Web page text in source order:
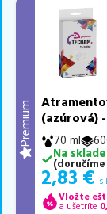
Premium
(azúrová)
70 ml
Na sklade
(doručíme
2,83 € s
Vložte
a ušetríte